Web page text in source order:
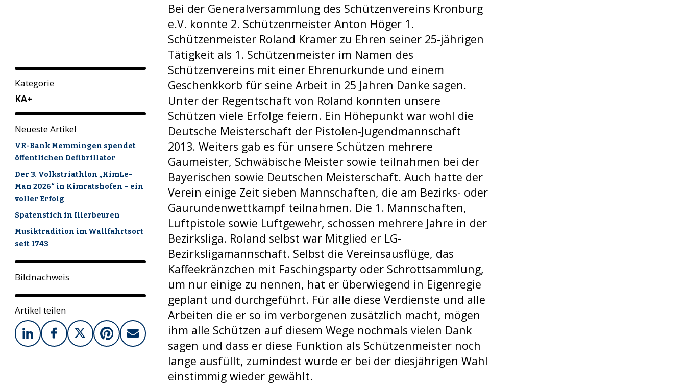
Kategorie
KA+
Neueste Artikel
VR-Bank Memmingen spendet
öffentlichen Defibrillator
Der 3. Volkstriathlon „KimLe-
Man 2026“ in Kimratshofen – ein
voller Erfolg
Spatenstich in Illerbeuren
Musiktradition im Wallfahrtsort
seit 1743
Bildnachweis
Artikel teilen
Bei der Generalversammlung des Schützenvereins Kronburg
e.V. konnte 2. Schützenmeister Anton Höger 1.
Schützenmeister Roland Kramer zu Ehren seiner 25-jährigen
Tätigkeit als 1. Schützenmeister im Namen des
Schützenvereins mit einer Ehrenurkunde und einem
Geschenkkorb für seine Arbeit in 25 Jahren Danke sagen.
Unter der Regentschaft von Roland konnten unsere
Schützen viele Erfolge feiern. Ein Höhepunkt war wohl die
Deutsche Meisterschaft der Pistolen-Jugendmannschaft
2013. Weiters gab es für unsere Schützen mehrere
Gaumeister, Schwäbische Meister sowie teilnahmen bei der
Bayerischen sowie Deutschen Meisterschaft. Auch hatte der
Verein einige Zeit sieben Mannschaften, die am Bezirks- oder
Gaurundenwettkampf teilnahmen. Die 1. Mannschaften,
Luftpistole sowie Luftgewehr, schossen mehrere Jahre in der
Bezirksliga. Roland selbst war Mitglied er LG-
Bezirksligamannschaft. Selbst die Vereinsausflüge, das
Kaffeekränzchen mit Faschingsparty oder Schrottsammlung,
um nur einige zu nennen, hat er überwiegend in Eigenregie
geplant und durchgeführt. Für alle diese Verdienste und alle
Arbeiten die er so im verborgenen zusätzlich macht, mögen
ihm alle Schützen auf diesem Wege nochmals vielen Dank
sagen und dass er diese Funktion als Schützenmeister noch
lange ausfüllt, zumindest wurde er bei der diesjährigen Wahl
einstimmig wieder gewählt.